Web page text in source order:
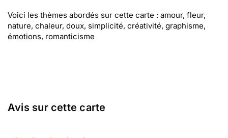
Voici les thèmes abordés sur cette carte : amour, fleur,
nature, chaleur, doux, simplicité, créativité, graphisme,
émotions, romanticisme
Avis sur cette carte